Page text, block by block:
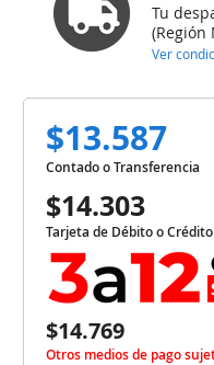
Tu
(Región
Ver
$13.587
Contado o Transferencia
$14.303
Tarjeta de Débito o Crédito
$14.769
Otros medios de pago